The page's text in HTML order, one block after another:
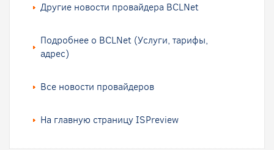
Другие новости провайдера BCLNet
Подробнее о BCLNet (Услуги, тарифы,
адрес)
Все новости провайдеров
На главную страницу ISPreview